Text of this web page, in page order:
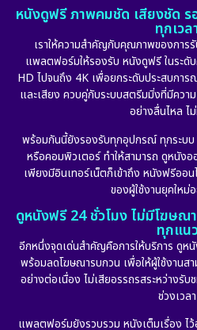
หนังดูฟรี ภาพคมชัด เสียงชัด
ทุกเวล
เราให้ความสำคัญกับคุณภาพของการ
แพลตฟอร์มให้รองรับ หนังดูฟรี ในระ
HD ไปจนถึง 4K เพื่อยกระดับประสบกา
และเสียง ควบคู่กับระบบสตรีมมิ่งที่มีควา
อย่างลื่นไหล ไ
พร้อมกันนี้ยังรองรับทุกอุปกรณ์ ทุกระบบ
หรือคอมพิวเตอร์ ทำให้สามารถ ดูหนังอ
เพียงมีอินเทอร์เน็ตก็เข้าถึง หนังฟรีออ
ของผู้ใช้งานยุคใหม่
ดูหนังฟรี 24 ชั่วโมง ไม่มีโฆษณ
ทุกแน
อีกหนึ่งจุดเด่นสำคัญคือการให้บริการ ดูห
พร้อมลดโฆษณารบกวน เพื่อให้ผู้ใช้งานส
อย่างต่อเนื่อง ไม่เสียอรรถรสระหว่างรั
ช่วงเวลา
แพลตฟอร์มยังรวบรวม หนังเต็มเรื่อง ไ